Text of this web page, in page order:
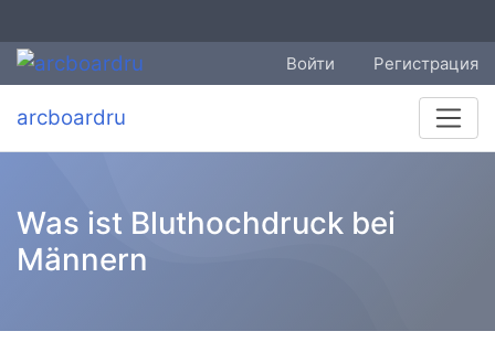
Войти Регистрация
arcboardru
Was ist Bluthochdruck bei
Männern